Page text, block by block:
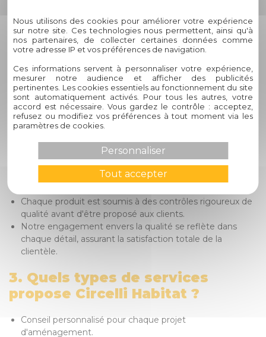
Chez Circelli Habitat, notre engagement envers l'excellence
se traduit par une approche personnalisée de chaque projet,
une qualité irréprochable dans nos produits et services, ainsi
qu'un service client exceptionnel du début à la fin. Notre
longue expérience dans le secteur et notre héritage familial
font de nous un partenaire de confiance pour tous vos
besoins d'aménagement.
2. Comment Circelli Habitat
garantit-il la qualité de ses
Nous sélectionnons soigneusement les matériaux pour
Chaque produit est soumis à des contrôles rigoureux de
qualité avant d'être proposé aux clients.
Notre engagement envers la qualité se reflète dans
chaque détail, assurant la satisfaction totale de la
clientèle.
3. Quels types de services
propose Circelli Habitat ?
Conseil personnalisé pour chaque projet
d'aménagement.
Nous utilisons des cookies pour améliorer votre expérience
sur notre site. Ces technologies nous permettent, ainsi qu'à
nos partenaires, de collecter certaines données comme
votre adresse IP et vos préférences de navigation.
Ces informations servent à personnaliser votre expérience,
mesurer notre audience et afficher des publicités
pertinentes. Les cookies essentiels au fonctionnement du site
sont automatiquement activés. Pour tous les autres, votre
accord est nécessaire. Vous gardez le contrôle : acceptez,
refusez ou modifiez vos préférences à tout moment via les
paramètres de cookies.
Tout accepter
Personnaliser